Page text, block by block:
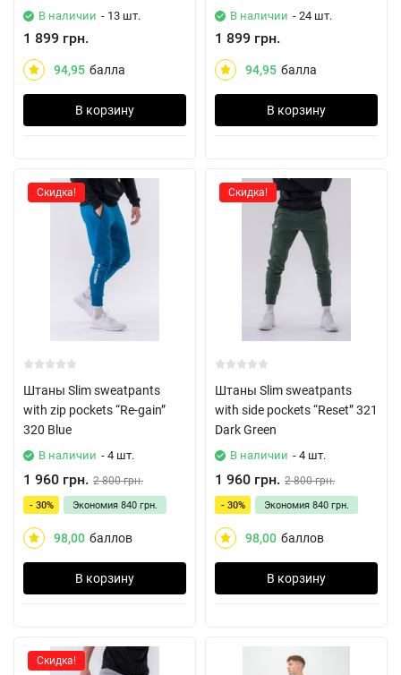
В наличии - 13 шт.
1 899 грн.
94,95 балла
В корзину
В наличии - 24 шт.
1 899 грн.
94,95 балла
В корзину
Скидка!
Штаны Slim sweatpants
with zip pockets “Re-gain”
320 Blue
В наличии - 4 шт.
1 960 грн. 2 800 грн.
- 30% Экономия 840 грн.
98,00 баллов
В корзину
Скидка!
Штаны Slim sweatpants
with side pockets “Reset” 321
Dark Green
В наличии - 4 шт.
1 960 грн. 2 800 грн.
- 30% Экономия 840 грн.
98,00 баллов
В корзину
Скидка!